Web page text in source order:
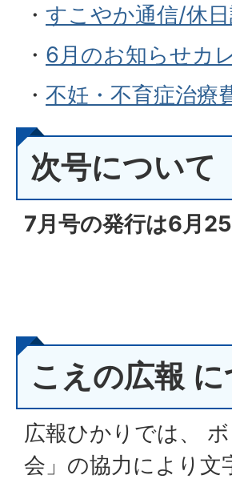
・ すこやか通信/休
・ 6月のお知らせカ
・ 不妊・不育症治療
次号について
7月号の発行は6月
こえの広報 に
広報ひかりでは、
会」の協力により文